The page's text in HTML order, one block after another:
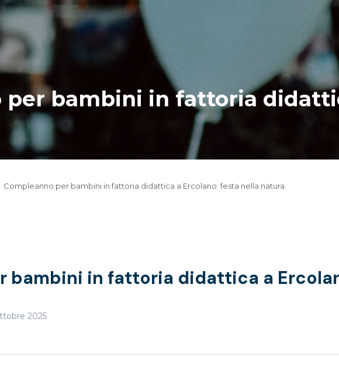
per bambini in fattoria
Compleanno per bambini in fattoria didattica a Ercolano: festa nella natura
bambini in fattoria didattica a
2025